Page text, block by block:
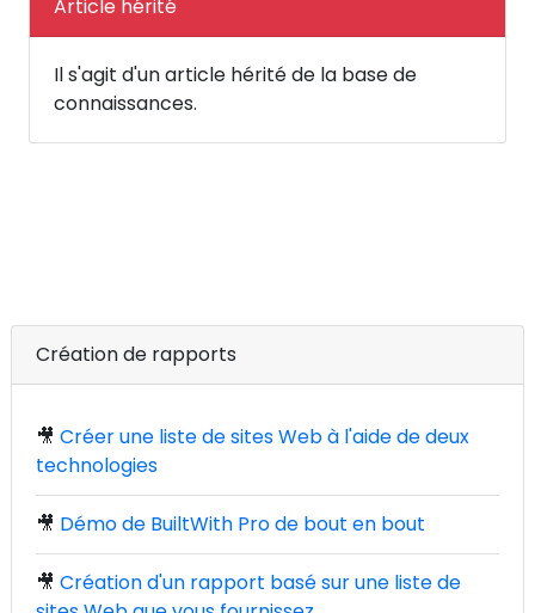
Article hérité
Il s'agit d'un article hérité de la base de
connaissances.
Création de rapports
🎥 Créer une liste de sites Web à l'aide de deux
technologies
🎥 Démo de BuiltWith Pro de bout en bout
🎥 Création d'un rapport basé sur une liste de